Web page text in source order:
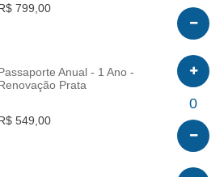
799,00
Anual - 1 Ano -
Prata
549,00
0